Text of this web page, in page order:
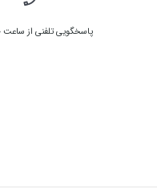
پاسخگویی تلفنی از ساعت 8:30 الی 20:00